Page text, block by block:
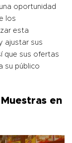
oportunidad
los
esta
ajustar sus
que sus ofertas
su público
en